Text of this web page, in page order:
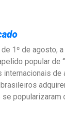
1º de agosto,
popular de
de
popularizaram